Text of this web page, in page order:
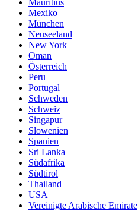
Mauritius
Mexiko
München
Neuseeland
New York
Oman
Österreich
Peru
Portugal
Schweden
Schweiz
Singapur
Slowenien
Spanien
Sri Lanka
Südafrika
Südtirol
Thailand
USA
Vereinigte Arabische Emirate